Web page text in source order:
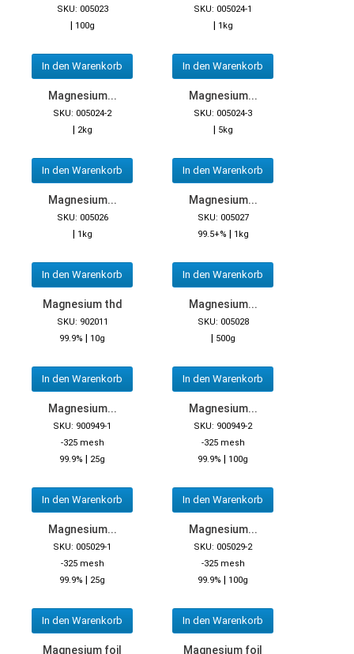
SKU: 005023
| 100g
In den Warenkorb
SKU: 005024-1
| 1kg
In den Warenkorb
Magnesium...
SKU: 005024-2
| 2kg
In den Warenkorb
Magnesium...
SKU: 005024-3
| 5kg
In den Warenkorb
Magnesium...
SKU: 005026
| 1kg
In den Warenkorb
Magnesium...
SKU: 005027
99.5+% | 1kg
In den Warenkorb
Magnesium thd
SKU: 902011
99.9% | 10g
In den Warenkorb
Magnesium...
SKU: 005028
| 500g
In den Warenkorb
Magnesium...
SKU: 900949-1
-325 mesh
99.9% | 25g
In den Warenkorb
Magnesium...
SKU: 900949-2
-325 mesh
99.9% | 100g
In den Warenkorb
Magnesium...
SKU: 005029-1
-325 mesh
99.9% | 25g
In den Warenkorb
Magnesium...
SKU: 005029-2
-325 mesh
99.9% | 100g
In den Warenkorb
Magnesium foil Magnesium foil